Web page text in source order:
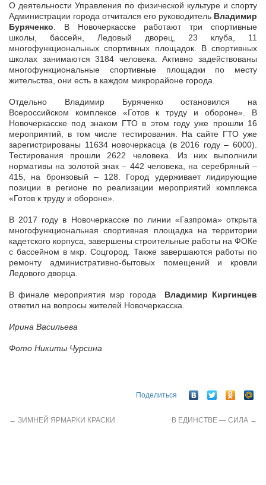
О деятельности Управления по физической культуре и спорту
Администрации города отчитался его руководитель Владимир
Буряченко. В Новочеркасске работают три спортивные
школы, бассейн, Ледовый дворец, 23 клуба, 11
многофункциональных спортивных площадок. В спортивных
школах занимаются 3184 человека. Активно задействованы
многофункциональные спортивные площадки по месту
жительства, они есть в каждом микрорайоне города.
Отдельно Владимир Буряченко остановился на
Всероссийском комплексе «Готов к труду и обороне». В
Новочеркасске под знаком ГТО в этом году уже прошли 16
мероприятий, в том числе тестирования. На сайте ГТО уже
зарегистрированы 11634 новочеркасца (в 2016 году – 6000).
Тестирования прошли 2622 человека. Из них выполнили
нормативы на золотой знак – 442 человека, на серебряный –
415, на бронзовый – 128. Город удерживает лидирующие
позиции в регионе по реализации мероприятий комплекса
«Готов к труду и обороне».
В 2017 году в Новочеркасске по линии «Газпрома» открыта
многофункциональная спортивная площадка на территории
кадетского корпуса, завершены строительные работы на ФОКе
с бассейном в мкр. Соцгород. Также завершаются работы по
ремонту административно-бытовых помещений и кровли
Ледового дворца.
В финале мероприятия мэр города Владимир Киргинцев
ответил на вопросы жителей Новочеркасска.
Ирина Васильева
Фото Никиты Чурсина
Поделиться
← ЗИМНЕЙ ЯРМАРКИ КРАСКИ В ЕДИНСТВЕ — СИЛА →